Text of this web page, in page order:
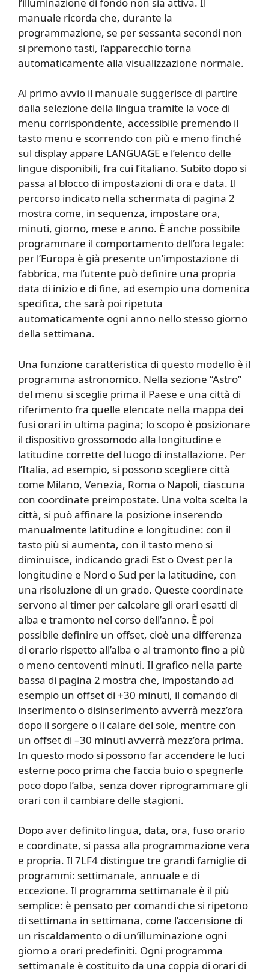
manuale ricorda che, durante la
programmazione, se per sessanta secondi non
si premono tasti, l’apparecchio torna
automaticamente alla visualizzazione normale.
Al primo avvio il manuale suggerisce di partire
dalla selezione della lingua tramite la voce di
menu corrispondente, accessibile premendo il
tasto menu e scorrendo con più e meno finché
sul display appare LANGUAGE e l’elenco delle
lingue disponibili, fra cui l’italiano. Subito dopo si
passa al blocco di impostazioni di ora e data. Il
percorso indicato nella schermata di pagina 2
mostra come, in sequenza, impostare ora,
minuti, giorno, mese e anno. È anche possibile
programmare il comportamento dell’ora legale:
per l’Europa è già presente un’impostazione di
fabbrica, ma l’utente può definire una propria
data di inizio e di fine, ad esempio una domenica
specifica, che sarà poi ripetuta
automaticamente ogni anno nello stesso giorno
della settimana.
Una funzione caratteristica di questo modello è il
programma astronomico. Nella sezione “Astro”
del menu si sceglie prima il Paese e una città di
riferimento fra quelle elencate nella mappa dei
fusi orari in ultima pagina; lo scopo è posizionare
il dispositivo grossomodo alla longitudine e
latitudine corrette del luogo di installazione. Per
l’Italia, ad esempio, si possono scegliere città
come Milano, Venezia, Roma o Napoli, ciascuna
con coordinate preimpostate. Una volta scelta la
città, si può affinare la posizione inserendo
manualmente latitudine e longitudine: con il
tasto più si aumenta, con il tasto meno si
diminuisce, indicando gradi Est o Ovest per la
longitudine e Nord o Sud per la latitudine, con
una risoluzione di un grado. Queste coordinate
servono al timer per calcolare gli orari esatti di
alba e tramonto nel corso dell’anno. È poi
possibile definire un offset, cioè una differenza
di orario rispetto all’alba o al tramonto fino a più
o meno centoventi minuti. Il grafico nella parte
bassa di pagina 2 mostra che, impostando ad
esempio un offset di +30 minuti, il comando di
inserimento o disinserimento avverrà mezz’ora
dopo il sorgere o il calare del sole, mentre con
un offset di –30 minuti avverrà mezz’ora prima.
In questo modo si possono far accendere le luci
esterne poco prima che faccia buio o spegnerle
poco dopo l’alba, senza dover riprogrammare gli
orari con il cambiare delle stagioni.
Dopo aver definito lingua, data, ora, fuso orario
e coordinate, si passa alla programmazione vera
e propria. Il 7LF4 distingue tre grandi famiglie di
programmi: settimanale, annuale e di
eccezione. Il programma settimanale è il più
semplice: è pensato per comandi che si ripetono
di settimana in settimana, come l’accensione di
un riscaldamento o di un’illuminazione ogni
giorno a orari predefiniti. Ogni programma
settimanale è costituito da una coppia di orari di